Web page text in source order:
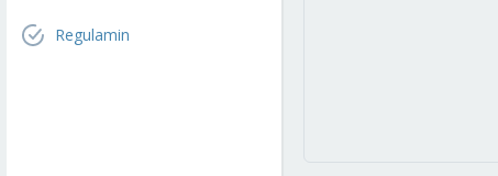
Regulamin